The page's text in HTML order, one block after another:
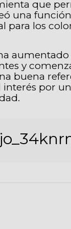
que
una
para los
y
buena
por